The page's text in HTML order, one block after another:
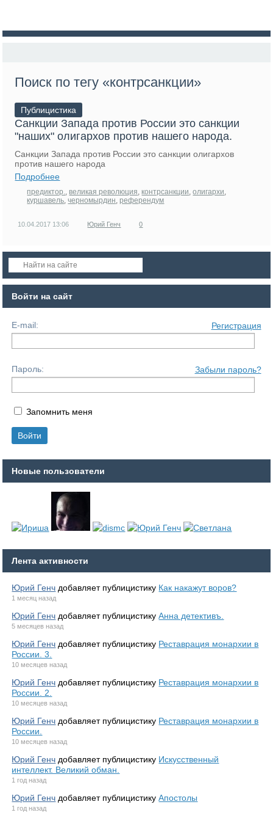
Поиск по тегу «контрсанкции»
Публицистика
Санкции Запада против России это санкции
"наших" олигархов против нашего народа.
Санкции Запада против России это санкции олигархов
против нашего народа
Подробнее
предиктор., великая революция,контрсанкции,олигархи,
куршавель,черномырдин,референдум
10.04.2017 13:06 Юрий Генч 0
Войти на сайт
E-mail: Регистрация
Пароль: Забыли пароль?
Запомнить меня
Новые пользователи
Лента активности
Юрий Генч добавляет публицистику Как накажут воров?
1 месяц назад
Юрий Генч добавляет публицистикуАнна детективъ.
5 месяцев назад
Юрий Генч добавляет публицистику Реставрация монархии в
России. 3.
10 месяцев назад
Юрий Генч добавляет публицистику Реставрация монархии в
России. 2.
10 месяцев назад
Юрий Генч добавляет публицистику Реставрация монархии в
России.
10 месяцев назад
Юрий Генч добавляет публицистику Искусственный
интеллект. Великий обман.
1 год назад
Юрий Генч добавляет публицистикуАпостолы
1 год назад